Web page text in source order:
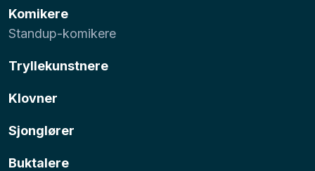
Komikere
Standup-komikere
Tryllekunstnere
Klovner
Sjonglører
Buktalere